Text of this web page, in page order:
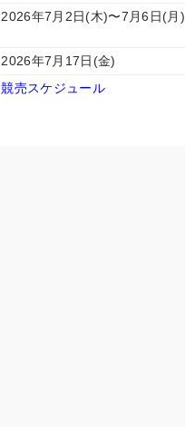
2026年7月2日(木)〜7月6日(月)
2026年7月17日(金)
競売スケジュール